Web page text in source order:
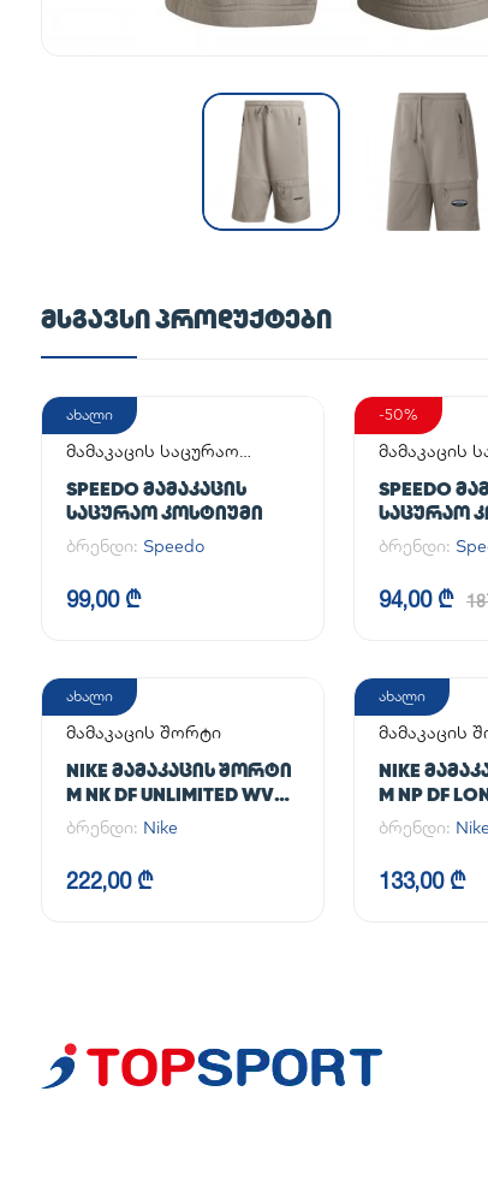
ᲛᲡᲒᲐᲕᲡᲘ ᲞᲠᲝᲓᲣᲥᲢᲔᲑᲘ
ახალი
მამაკაცის საცურაო
SPEEDO ᲛᲐᲛᲐᲙᲐᲪᲘᲡ
ᲡᲐᲪᲣᲠᲐᲝ ᲙᲝᲡᲢᲘᲣᲛᲘ
ბრენდი: Speedo
99,00 ₾
-50%
მამაკაცის
SPEEDO
ᲡᲐᲪᲣᲠᲐᲝ
ბრენდი:
94,00 ₾
ახალი
მამაკაცის შორტი
NIKE ᲛᲐᲛᲐᲙᲐᲪᲘᲡ ᲨᲝᲠᲢᲘ
M NK DF UNLIMITED WVN
7IN 2IN1
ბრენდი: Nike
222,00 ₾
ახალი
მამაკაცის
NIKE
M NP DF
ბრენდი: Nike
133,00 ₾